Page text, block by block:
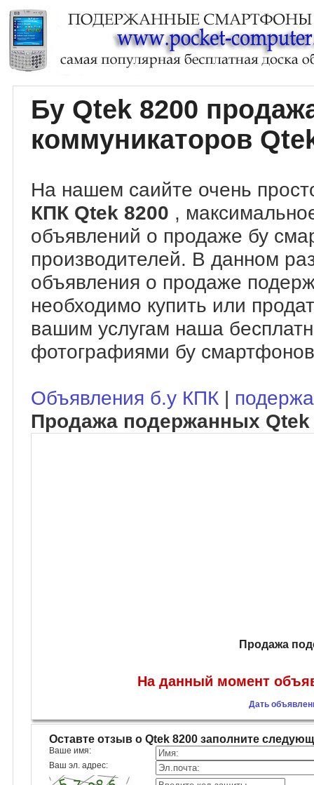
Бу Qtek 8200
коммуникаторов
На нашем саийте очень
КПК Qtek 8200 ,
объявлений о продаже бу
производителей. В данном
объявления о продаже
необходимо купить или
вашим услугам наша
фотографиями бу
Объявления б.у КПК |
Продажа подержанных Qtek
Продажа
На данный момент
Дать
Оставте отзыв о Qtek 8200 заполните
Ваше имя:
Ваш эл. адрес: